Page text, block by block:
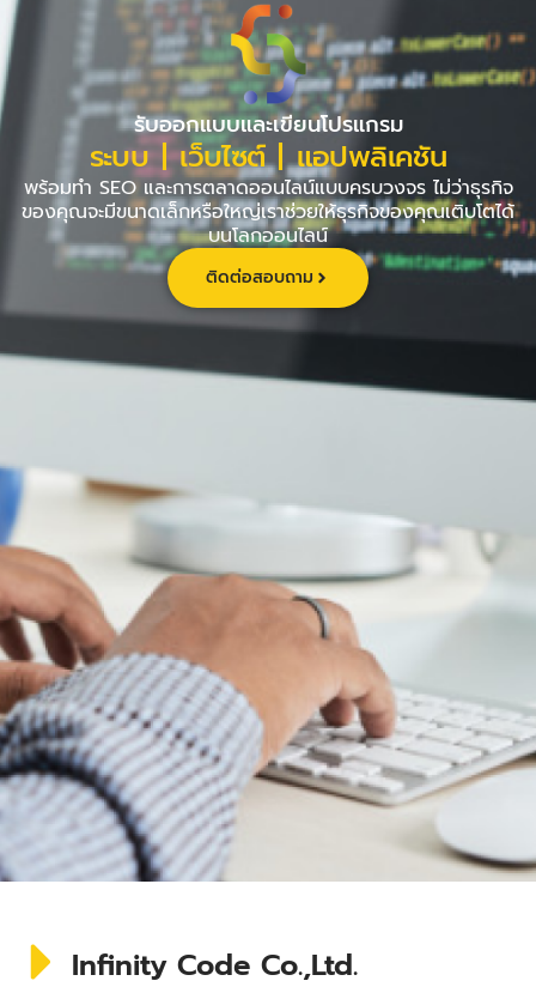
Skip
to
content
รับออกแบบและเขียนโปรแกรม
ระบบ | เว็บไซต์ | แอปพลิเคชัน
พร้อมทำ SEO และการตลาดออนไลน์แบบครบวงจร ไม่ว่าธุรกิจ
ของคุณจะมีขนาดเล็กหรือใหญ่เราช่วยให้ธุรกิจของคุณเติบโตได้
บนโลกออนไลน์
ติดต่อสอบถาม
Infinity Code Co.,Ltd.